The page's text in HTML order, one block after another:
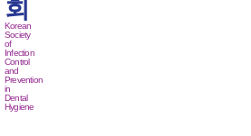
회
Korean
Society
of
Infection
Control
and
Prevention
in
Dental
Hygiene